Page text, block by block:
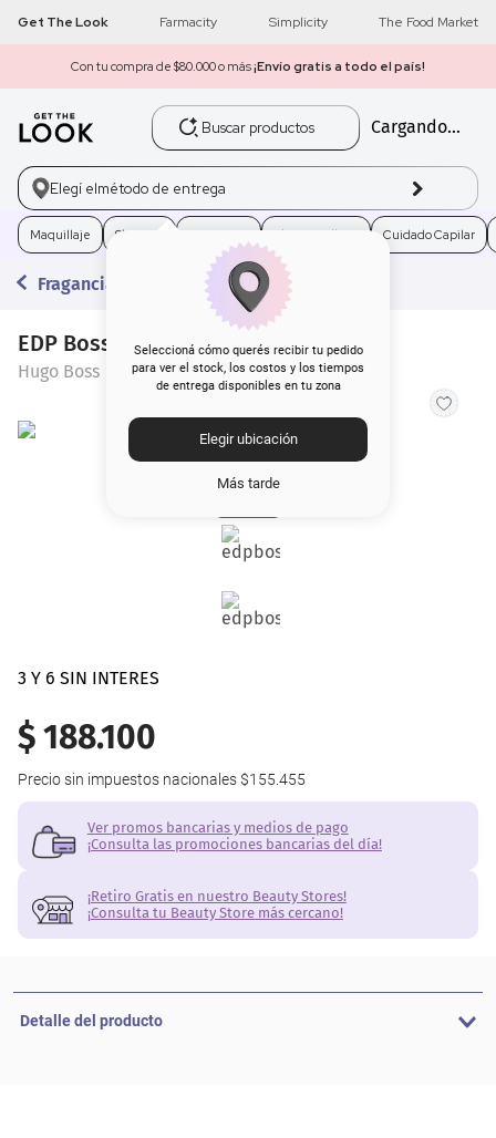
Get The Look Farmacity Simplicity The Food Market
Con tu compra de $80.000 o más¡Envío gratis a todo el país!
Buscar productos
Cargando...
Elegí elmétodo de entrega
Seleccioná cómo querés recibir tu pedido
para ver el stock, los costos y los tiempos
de entrega disponibles en tu zona
Elegir ubicación
Más tarde
Maquillaje Skincare Electro Belleza Cuidado Capilar
Fragancias
EDP Boss Bottled For Men x 50 ml
Hugo Boss
3 Y 6 SIN INTERES
$188.100
Precio sin impuestos nacionales $155.455
Ver promos bancarias y medios de pago
¡Consulta las promociones bancarias del día!
¡Retiro Gratis en nuestro Beauty Stores!
¡Consulta tu Beauty Store más cercano!
Detalle del producto
1 get the look
2 máscara pestañas
brochas
4. loreal
5. corrector